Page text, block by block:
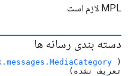
MPL لازم است.
دسته بندی رسانه ها
(
تعریف نشده)